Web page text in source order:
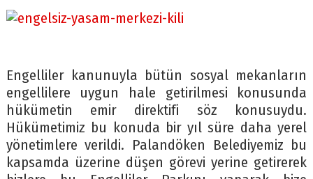
Engelliler kanunuyla bütün sosyal mekanların
engellilere uygun hale getirilmesi konusunda
hükümetin emir direktifi söz konusuydu.
Hükümetimiz bu konuda bir yıl süre daha yerel
yönetimlere verildi. Palandöken Belediyemiz bu
kapsamda üzerine düşen görevi yerine getirerek